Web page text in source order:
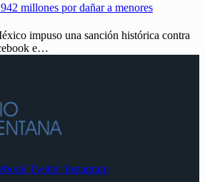
millones por dañar a menores
impuso una sanción histórica contra
e…
Twitter Instagram